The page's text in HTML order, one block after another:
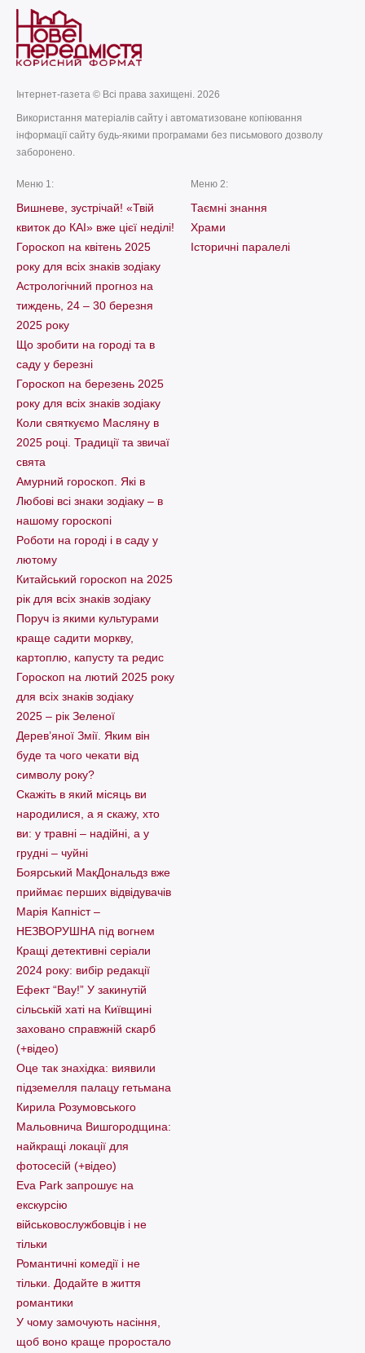
Інтернет-газета © Всі права захищені. 2026
Використання матеріалів сайту і автоматизоване копіювання
інформації сайту будь-якими програмами без письмового дозволу
заборонено.
Меню 1:
Вишневе, зустрічай! «Твій
квиток до КАІ» вже цієї неділі!
Гороскоп на квітень 2025
року для всіх знаків зодіаку
Астрологічний прогноз на
тиждень, 24 – 30 березня
2025 року
Що зробити на городі та в
саду у березні
Гороскоп на березень 2025
року для всіх знаків зодіаку
Коли святкуємо Масляну в
2025 році. Традиції та звичаї
свята
Амурний гороскоп. Які в
Любові всі знаки зодіаку – в
нашому гороскопі
Pоботи на городі і в саду у
лютому
Китайський гороскоп на 2025
рік для всіх знаків зодіаку
Поруч із якими культурами
краще садити моркву,
картоплю, капусту та редис
Гороскоп на лютий 2025 року
для всіх знаків зодіаку
2025 – рік Зеленої
Дерев’яної Змії. Яким він
буде та чого чекати від
символу року?
Скажіть в який місяць ви
народилися, а я скажу, хто
ви: у травні – надійні, а у
грудні – чуйні
Боярський МакДональдз вже
приймає перших відвідувачів
Марія Капніст –
НЕЗВОРУШНА під вогнем
Кращі детективні серіали
2024 року: вибір редакції
Ефект “Вау!” У закинутій
сільській хаті на Київщині
заховано справжній скарб
(+відео)
Оце так знахідка: виявили
підземелля палацу гетьмана
Кирила Розумовського
Мальовнича Вишгородщина:
найкращі локації для
фотосесій (+відео)
Eva Park запрошує на
екскурсію
військовослужбовців і не
тільки
Романтичні комедії і не
тільки. Додайте в життя
романтики
У чому замочують насіння,
щоб воно краще проростало
Меню 2:
Таємні знання
Храми
Історичні паралелі